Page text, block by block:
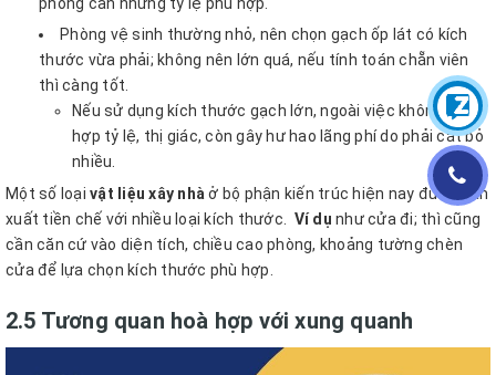
Phòng vệ sinh thường nhỏ, nên chọn gạch ốp lát có kích
thước vừa phải; không nên lớn quá, nếu tính toán chẵn viên
thì càng tốt.
Nếu sử dụng kích thước gạch lớn, ngoài việc không phù
hợp tỷ lệ, thị giác, còn gây hư hao lãng phí do phải cắt bỏ
nhiều.
Một số loại vật liệu xây nhà ở bộ phận kiến trúc hiện nay được sản
xuất tiền chế với nhiều loại kích thước.
Ví dụ như cửa đi; thì cũng
cần căn cứ vào diện tích, chiều cao phòng, khoảng tường chèn
cửa để lựa chọn kích thước phù hợp.
2.5 Tương quan hoà hợp với xung quanh